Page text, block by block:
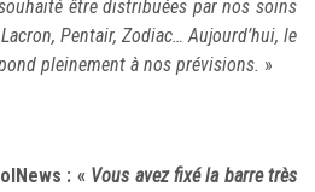
être distribuées par nos soins
Pentair, Zodiac… Aujourd’hui, le
pleinement à nos prévisions. »
: « Vous avez fixé la barre très